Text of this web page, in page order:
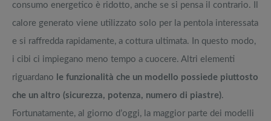
consumo energetico è ridotto, anche se si pensa il contrario. Il
calore generato viene utilizzato solo per la pentola interessata
e si raffredda rapidamente, a cottura ultimata. In questo modo,
i cibi ci impiegano meno tempo a cuocere. Altri elementi
riguardano le funzionalità che un modello possiede piuttosto
che un altro (sicurezza, potenza, numero di piastre).
Fortunatamente, al giorno d’oggi, la maggior parte dei modelli